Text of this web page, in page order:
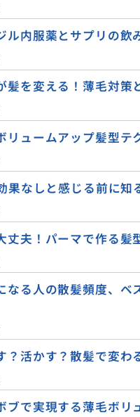
ル内服薬とサプリの飲
髪を変える！薄毛対策
リュームアップ髪型テ
果なしと感じる前に知
丈夫！パーマで作る髪
なる人の散髪頻度、ベ
？活かす？散髪で変わ
で実現する薄毛ボリ